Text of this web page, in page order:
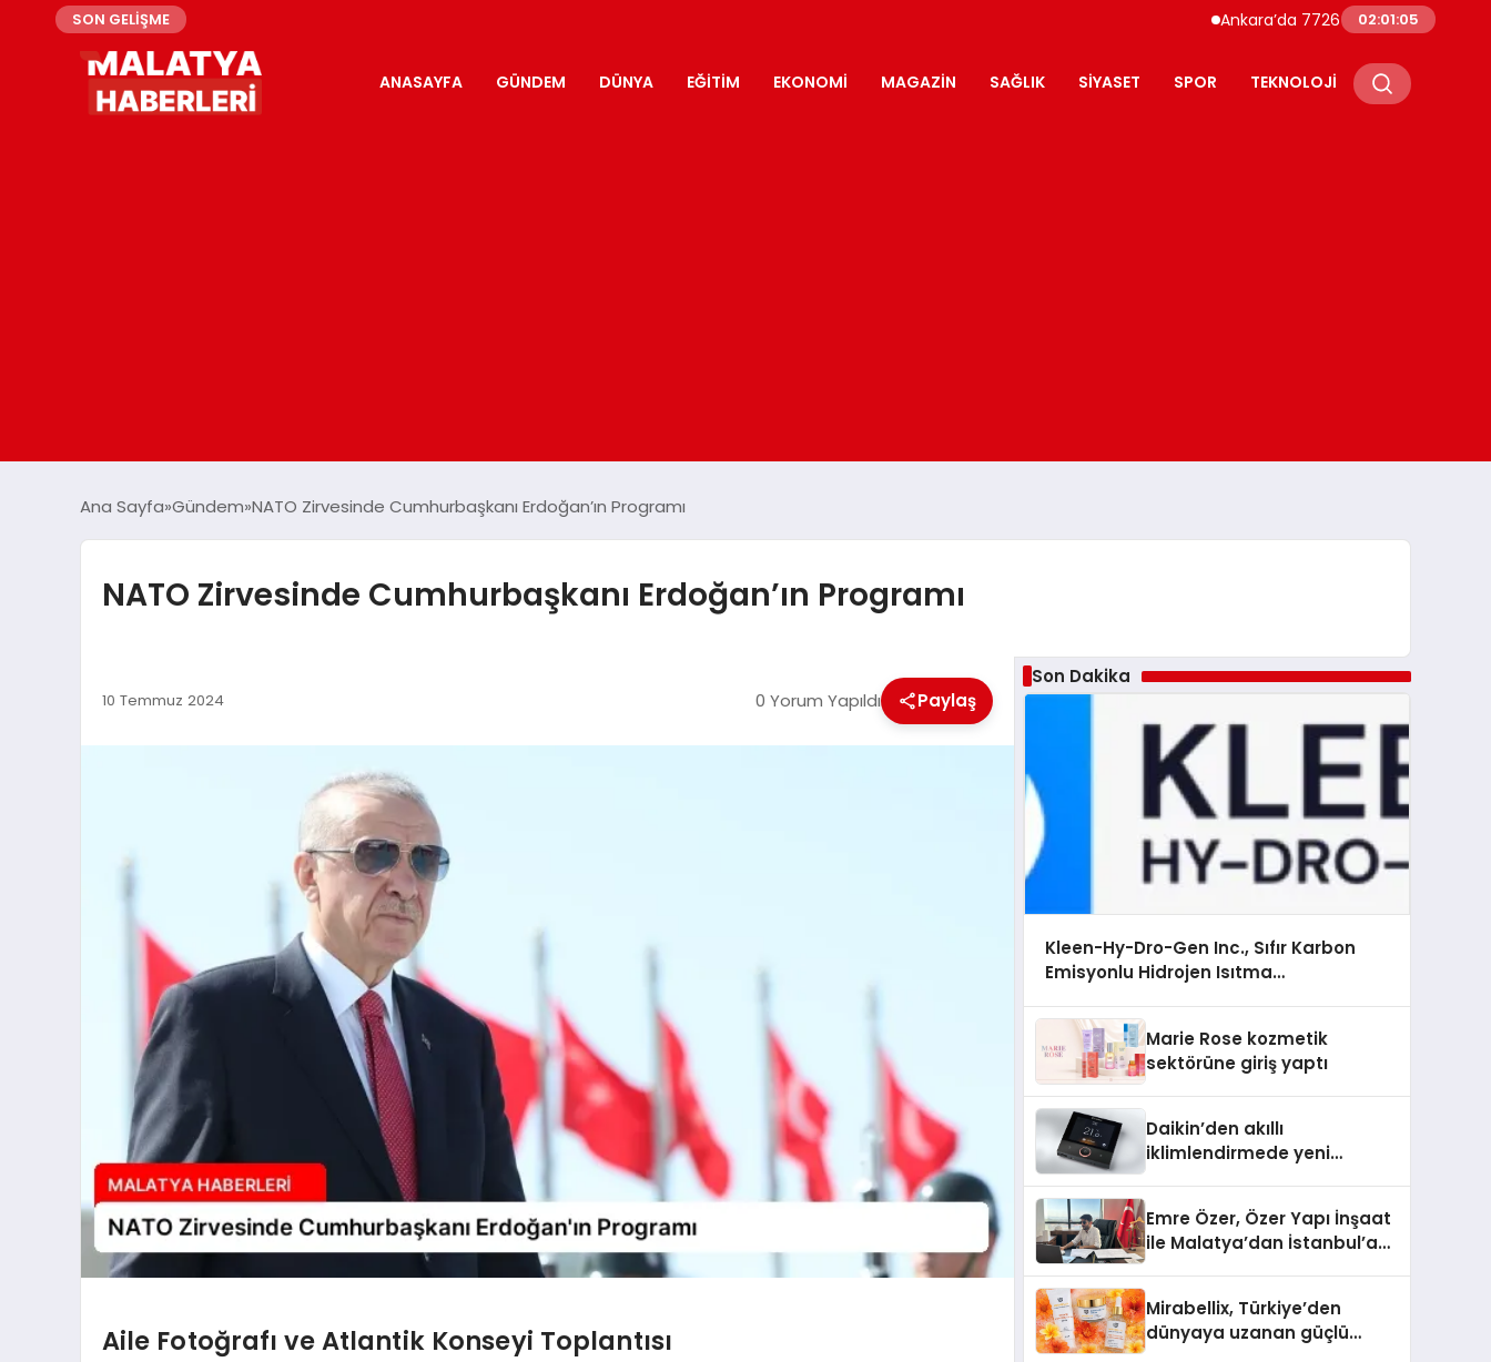
SON GELİŞME Ankara’da 7726 Genç Faizsiz Evlilik
02:01:06
ANASAYFA GÜNDEM DÜNYA EĞITIM EKONOMI MAGAZIN SAĞLIK SIYASET SPOR TEKNOLOJI
Ana Sayfa Gündem NATO Zirvesinde Cumhurbaşkanı Erdoğan’ın Programı
NATO Zirvesinde Cumhurbaşkanı Erdoğan’ın Programı
10 Temmuz 2024 0 Yorum Yapıldı Paylaş
Aile Fotoğrafı ve Atlantik Konseyi Toplantısı
Son Dakika
Kleen-Hy-Dro-Gen Inc., Sıfır Karbon
Emisyonlu Hidrojen Isıtma
Onaylarını Aldı
Marie Rose kozmetik
sektörüne giriş yaptı
Daikin’den akıllı
iklimlendirmede yeni
Emre Özer, Özer Yapı İnşaat
ile Malatya’dan İstanbul’a
Mirabellix, Türkiye’den
dünyaya uzanan güçlü